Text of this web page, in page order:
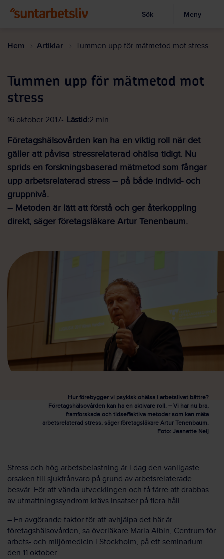
till
Visa sökruta
Sök Meny
Hem Artiklar Tummen upp för mätmetod mot stress
Tummen upp för mätmetod mot
stress
16 oktober 2017 Lästid:2 min
Företagshälsovården kan ha en viktig roll när det
gäller att påvisa stressrelaterad ohälsa tidigt. Nu
sprids en forskningsbaserad mätmetod som fångar
upp arbetsrelaterad stress – på både individ- och
gruppnivå.
– Metoden är lätt att förstå och ger återkoppling
direkt, säger företagsläkare Artur Tenenbaum.
Hur förebygger vi psykisk ohälsa i arbetslivet bättre?
Företagshälsovården kan ha en aktivare roll. – Vi har nu bra,
framforskade och tidseffektiva metoder som kan mäta
arbetsrelaterad stress, säger företagsläkare Artur Tenenbaum.
Foto: Jeanette Neij
Stress och hög arbetsbelastning är i dag den vanligaste
orsaken till sjukfrånvaro på grund av arbetsrelaterade
besvär. För att vända utvecklingen och få färre att drabbas
av utmattningssyndrom krävs insatser på flera håll.
– En avgörande faktor för att avhjälpa det här är
företagshälsovården, sa överläkare Maria Albin, Centrum för
arbets- och miljömedicin i Stockholm, på ett seminarium
den 11 oktober.